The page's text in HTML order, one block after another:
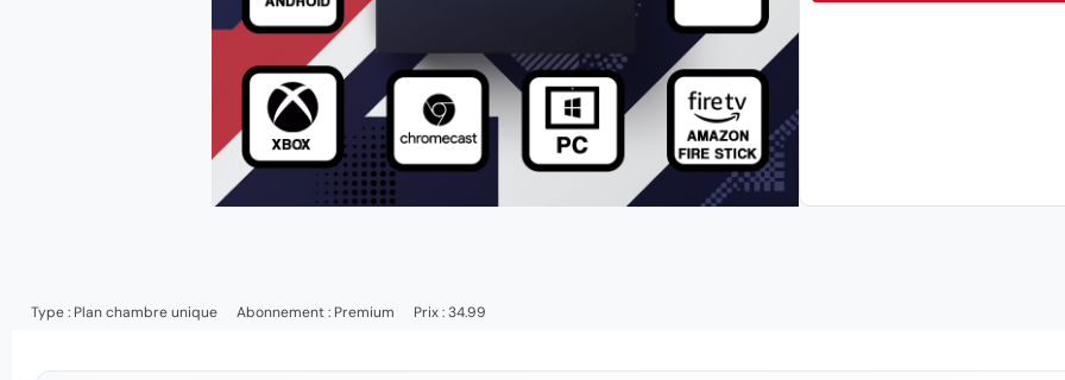
Type : Plan chambre unique Abonnement : Premium Prix : 34.99